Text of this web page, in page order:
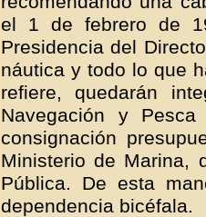
el 1 de febrero de
Presidencia del
náutica y todo lo que
refiere, quedarán
Navegación y
consignación
Ministerio de Marina,
Pública. De esta
dependencia bicéfala.